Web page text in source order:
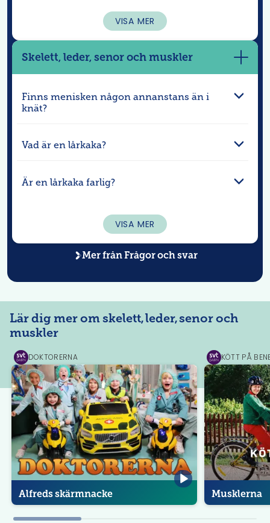
VISA MER
mer
Skelett, leder, senor och muskler
Finns menisken någon annanstans än i
knät?
Vad är en lårkaka?
Är en lårkaka farlig?
VISA MER
Mer frånFrågor och svar
Lär dig mer om skelett, leder, senor och
muskler
SVT
Play
DOKTORERNA
Alfreds skärmnacke
SVT
Play
KÖTT PÅ
Musklerna